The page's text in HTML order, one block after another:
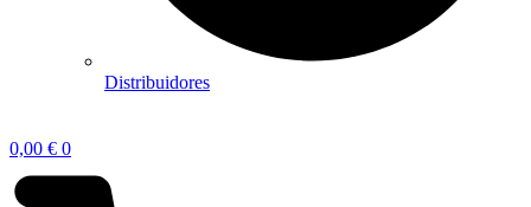
Distribuidores
0,00 € 0